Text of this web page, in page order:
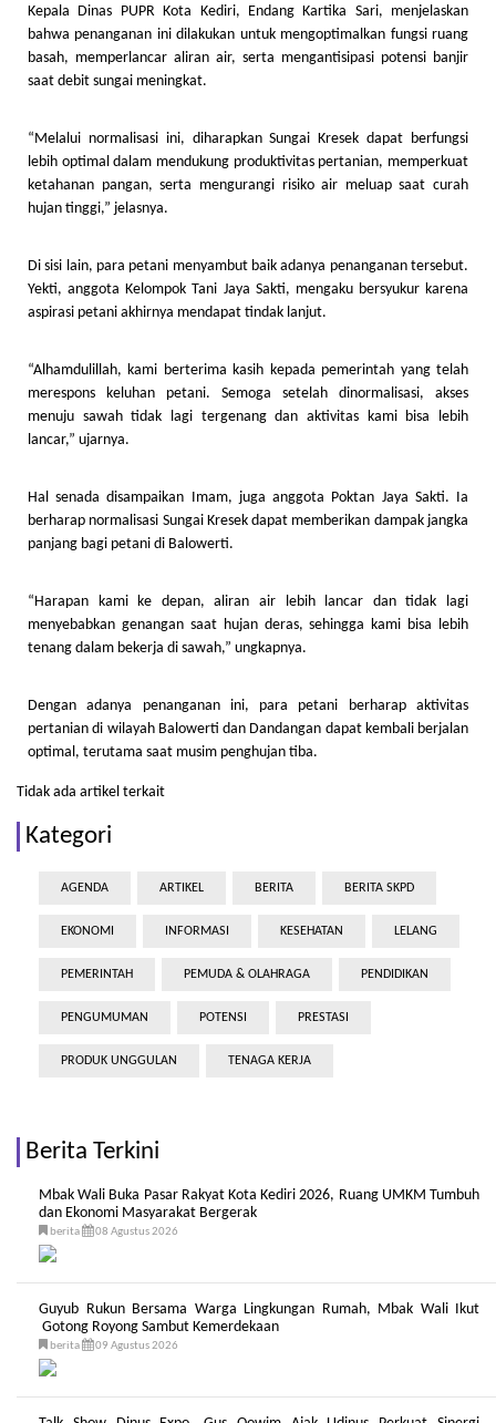
Kepala Dinas PUPR Kota Kediri, Endang Kartika Sari, menjelaskan
bahwa penanganan ini dilakukan untuk mengoptimalkan fungsi ruang
basah, memperlancar aliran air, serta mengantisipasi potensi banjir
saat debit sungai meningkat.
“Melalui normalisasi ini, diharapkan Sungai Kresek dapat berfungsi
lebih optimal dalam mendukung produktivitas pertanian, memperkuat
ketahanan pangan, serta mengurangi risiko air meluap saat curah
hujan tinggi,” jelasnya.
Di sisi lain, para petani menyambut baik adanya penanganan tersebut.
Yekti, anggota Kelompok Tani Jaya Sakti, mengaku bersyukur karena
aspirasi petani akhirnya mendapat tindak lanjut.
“Alhamdulillah, kami berterima kasih kepada pemerintah yang telah
merespons keluhan petani. Semoga setelah dinormalisasi, akses
menuju sawah tidak lagi tergenang dan aktivitas kami bisa lebih
lancar,” ujarnya.
Hal senada disampaikan Imam, juga anggota Poktan Jaya Sakti. Ia
berharap normalisasi Sungai Kresek dapat memberikan dampak jangka
panjang bagi petani di Balowerti.
“Harapan kami ke depan, aliran air lebih lancar dan tidak lagi
menyebabkan genangan saat hujan deras, sehingga kami bisa lebih
tenang dalam bekerja di sawah,” ungkapnya.
Dengan adanya penanganan ini, para petani berharap aktivitas
pertanian di wilayah Balowerti dan Dandangan dapat kembali berjalan
optimal, terutama saat musim penghujan tiba.
Tidak ada artikel terkait
Kategori
AGENDA ARTIKEL BERITA BERITA SKPD
EKONOMI INFORMASI KESEHATAN LELANG
PEMERINTAH PEMUDA & OLAHRAGA PENDIDIKAN
PENGUMUMAN POTENSI PRESTASI
PRODUK UNGGULAN TENAGA KERJA
Berita Terkini
Mbak Wali Buka Pasar Rakyat Kota Kediri 2026, Ruang UMKM Tumbuh
dan Ekonomi Masyarakat Bergerak
berita 08 Agustus 2026
Guyub Rukun Bersama Warga Lingkungan Rumah, Mbak Wali Ikut
Gotong Royong Sambut Kemerdekaan
berita 09 Agustus 2026